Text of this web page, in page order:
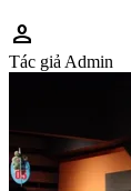
person
Tác giả Admin